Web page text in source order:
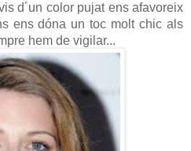
d´un color pujat ens afavoreix
ens dóna un toc molt chic als
hem de vigilar...